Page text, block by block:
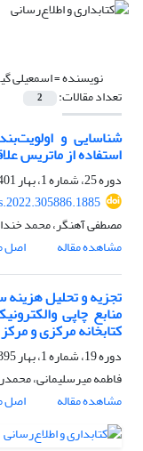
نویسنده =اسمعیلی
تعداد مقالات: 2
شناسایی و
استفاده از ماتریس
دوره 25، شماره 1، بهار 1401، صفحه
مصطفی آهنگر، محمد
مشاهده مقاله
اصل
تجزیه و تحلیل
منابع چاپی
کتابخانه مرکزی و
دوره 19، شماره 1، بهار 1395، صفحه
فاطمه میرسلیمانی،
مشاهده مقاله
اصل